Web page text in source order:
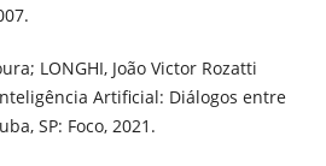
LONGHI, João Victor Rozatti
Artificial: Diálogos entre
SP: Foco, 2021.